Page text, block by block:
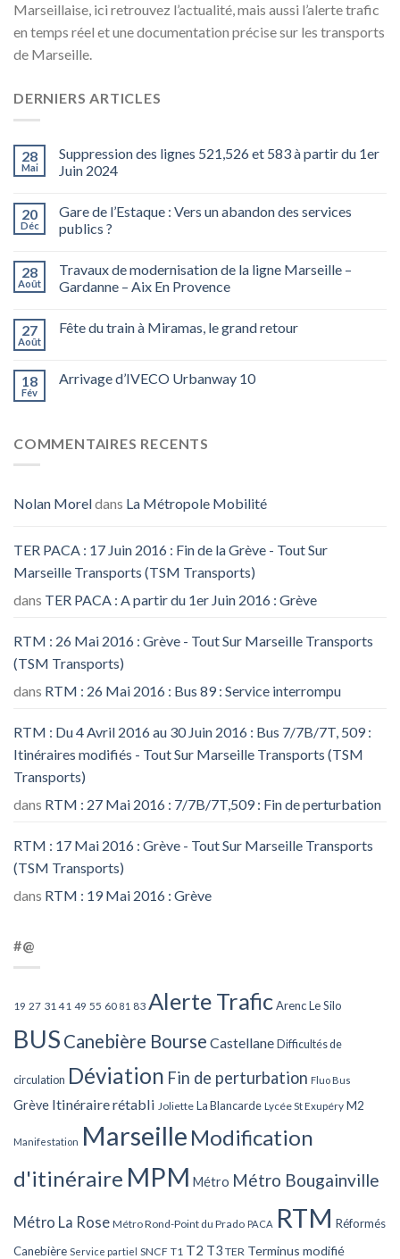
Marseillaise, ici retrouvez l’actualité, mais aussi l’alerte trafic
en temps réel et une documentation précise sur les transports
de Marseille.
DERNIERS ARTICLES
28
Mai
Suppression des lignes 521,526 et 583 à partir du 1er
Juin 2024
20
Déc
Gare de l’Estaque : Vers un abandon des services
publics ?
28
Août
Travaux de modernisation de la ligne Marseille –
Gardanne – Aix En Provence
27
Août
Fête du train à Miramas, le grand retour
18
Fév
Arrivage d’IVECO Urbanway 10
COMMENTAIRES RECENTS
Nolan Moreldans La Métropole Mobilité
TER PACA : 17 Juin 2016 : Fin de la Grève - Tout Sur
Marseille Transports (TSM Transports)
dans TER PACA : A partir du 1er Juin 2016 : Grève
RTM : 26 Mai 2016 : Grève - Tout Sur Marseille Transports
(TSM Transports)
dans RTM : 26 Mai 2016 : Bus 89 : Service interrompu
RTM : Du 4 Avril 2016 au 30 Juin 2016 : Bus 7/7B/7T, 509 :
Itinéraires modifiés - Tout Sur Marseille Transports (TSM
Transports)
dans RTM : 27 Mai 2016 : 7/7B/7T,509 : Fin de perturbation
RTM : 17 Mai 2016 : Grève - Tout Sur Marseille Transports
(TSM Transports)
dans RTM : 19 Mai 2016 : Grève
#@
19 27 31 41 49 55 60 81 83 Alerte TraficArenc Le Silo
BUS Canebière Bourse Castellane Difficultés de
circulation Déviation Fin de perturbation Fluo Bus
Grève Itinéraire rétabli Joliette La Blancarde Lycée St Exupéry M2
Manifestation Marseille Modification
d'itinéraire MPM Métro Métro Bougainville
Métro La Rose Métro Rond-Point du Prado PACA RTM Réformés
Canebière Service partiel SNCF T1 T2 T3 TER Terminus modifié